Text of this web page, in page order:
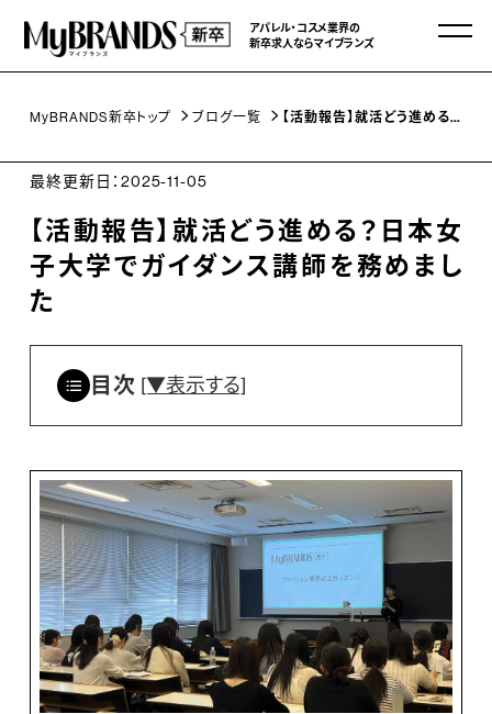
アパレル・コスメ業界の
新卒求人ならマイブランズ
MyBRANDS新卒トップ ブログ一覧 【活動報告】就活どう進める？日本女子大学でガイダンス講師を務めました
最終更新日：2025-11-05
【活動報告】就活どう進める？日本女
子大学でガイダンス講師を務めまし
た
目次 [▼表示する]